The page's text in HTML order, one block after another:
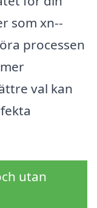
som xn--
processen
val kan
utan